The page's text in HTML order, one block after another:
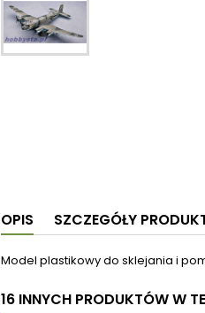
OPIS SZCZEGÓŁY
Model plastikowy do sklejania i
16 INNYCH PRODUKTÓW W